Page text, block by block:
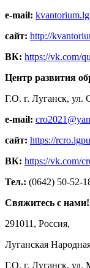
e-mail:
сайт: http://
ВК: https://vk.com/
Центр развития
Г.О. г. Луганск, ул.
e-mail:
сайт: https://
ВК: https://vk.com/
Тел.: (0642) 50-52-
Свяжитесь с нами!
291011, Россия,
Луганская
Г.О. г. Луганск, ул.